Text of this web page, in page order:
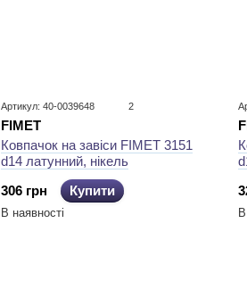
Артикул: 40-0039648 2
FIMET
Ковпачок на завіси FIMET 3151
d14 латунний, нікель
306 грн
Купити
В наявності